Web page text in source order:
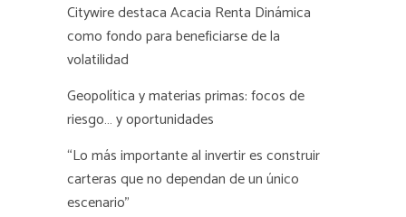
Citywire destaca Acacia Renta Dinámica
como fondo para beneficiarse de la
volatilidad
Geopolítica y materias primas: focos de
riesgo… y oportunidades
“Lo más importante al invertir es construir
carteras que no dependan de un único
escenario”